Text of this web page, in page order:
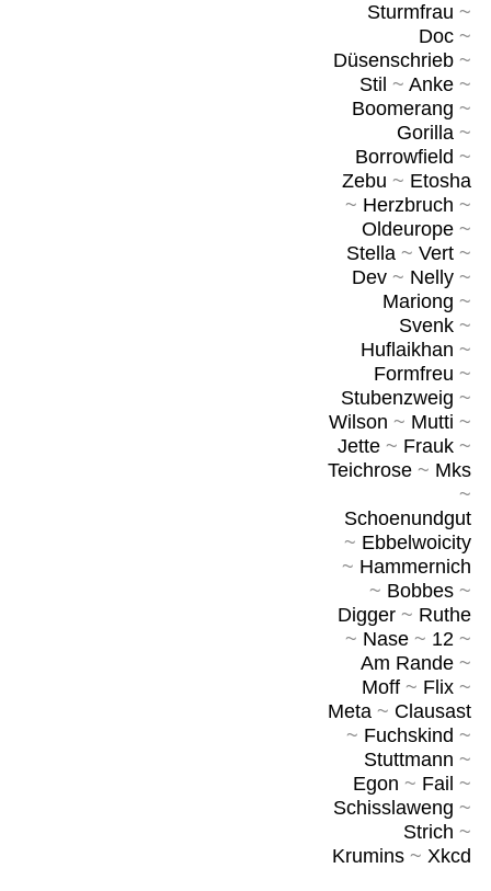
Sturmfrau ~
Doc~
Düsenschrieb~
Stil ~ Anke~
Boomerang ~
Gorilla~
Borrowfield ~
Zebu ~ Etosha
~ Herzbruch ~
Oldeurope~
Stella~ Vert~
Dev~ Nelly~
Mariong ~
Svenk~
Huflaikhan ~
Formfreu ~
Stubenzweig ~
Wilson ~ Mutti ~
Jette~ Frauk~
Teichrose~ Mks
~
Schoenundgut
~ Ebbelwoicity
~ Hammernich
~ Bobbes~
Digger~ Ruthe
~ Nase~ 12~
Am Rande~
Moff~ Flix~
Meta~ Clausast
~ Fuchskind ~
Stuttmann ~
Egon ~ Fail ~
Schisslaweng ~
Strich ~
Krumins~ Xkcd